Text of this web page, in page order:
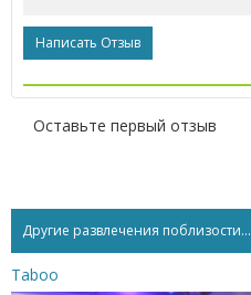
Написать Отзыв
Оставьте первый отзыв
Другие развлечения поблизости...
Taboo